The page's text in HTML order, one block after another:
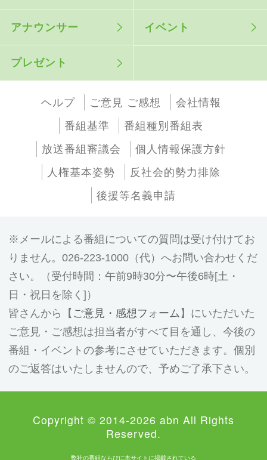
アナウンサー イベント
プレゼント
ヘルプ ご意見 ご感想
会社情報
番組基準
番組種別番組表
放送番組審議会
個人情報保護方針
人権基本姿勢
反社会的勢力排除
後援等名義申請
メールによる番組についての質問は受け付けてお
りません。026-223-1000（代）へお問い合わせくだ
さい。（受付時間：午前9時30分〜午後6時[土・
日・祝日を除く]）
皆さんから【 ご意見・感想フォーム 】にいただいた
ご意見・ご感想は担当者がすべて目を通し、今後の
番組・イベントの参考にさせていただきます。個別
のご返答はいたしませんので、予めご了承下さい。
Copyright © 2014-2026 abn All Rights
Reserved.
弊社の番組ならびに本サイトに掲載されている